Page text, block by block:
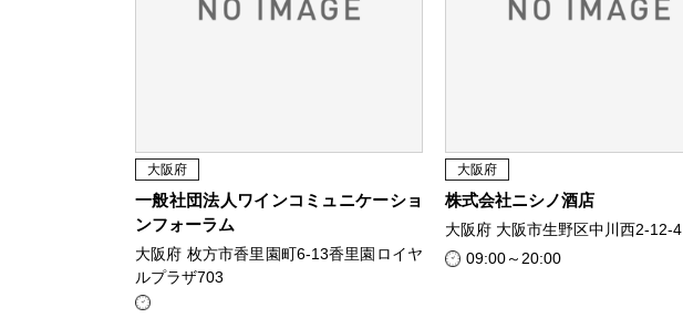
大阪府
一般社団法人ワインコミュニケーショ
ンフォーラム
大阪府 枚方市香里園町6-13香里園ロイヤ
ルプラザ703
大阪府
株式会社ニシノ酒店
大阪府 大阪市生野区中川西2-12-4
09:00～20:00